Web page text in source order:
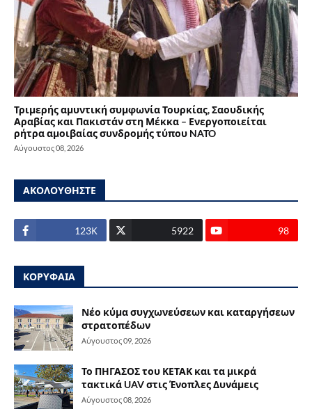
Τριμερής αμυντική συμφωνία Τουρκίας, Σαουδικής
Αραβίας και Πακιστάν στη Μέκκα – Ενεργοποιείται
ρήτρα αμοιβαίας συνδρομής τύπου NATO
Αύγουστος 08, 2026
ΑΚΟΛΟΥΘΗΣΤΕ
123Κ 5922 98
ΚΟΡΥΦΑΙΑ
Νέο κύμα συγχωνεύσεων και καταργήσεων
στρατοπέδων
Αύγουστος 09, 2026
Το ΠΗΓΑΣΟΣ του ΚΕΤΑΚ και τα μικρά
τακτικά UAV στις Ένοπλες Δυνάμεις
Αύγουστος 08, 2026